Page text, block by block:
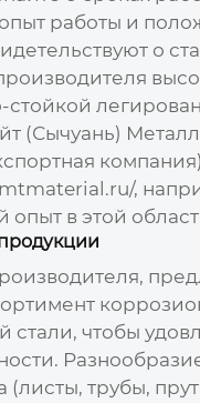
работы и
о
(Сычуань)
компания)
,
опыт в этой
стали, чтобы
трубы,